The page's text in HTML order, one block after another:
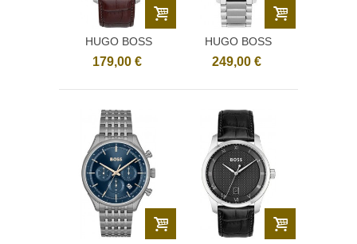
HUGO BOSS
1514114
179,00 €
HUGO BOSS
1514106
249,00 €